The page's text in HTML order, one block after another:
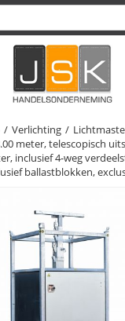
/ Verlichting /
meter, telescopisch
inclusief 4-weg
ballastblokken,